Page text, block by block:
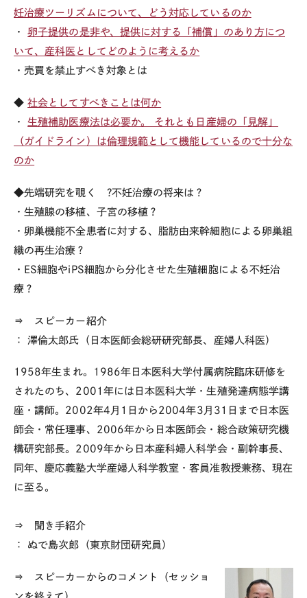
妊治療ツーリズムについて、どう対応しているのか
・卵子提供の是非や、提供に対する「補償」のあり方につ
いて、産科医としてどのように考えるか
・売買を禁止すべき対象とは
◆社会としてすべきことは何か
・生殖補助医療法は必要か。 それとも日産婦の「見解」
（ガイドライン）は倫理規範として機能しているので十分な
のか
◆先端研究を覗く ?不妊治療の将来は？
・生殖腺の移植、子宮の移植？
・卵巣機能不全患者に対する、脂肪由来幹細胞による卵巣組
織の再生治療？
・ES細胞やiPS細胞から分化させた生殖細胞による不妊治
療？
⇒ スピーカー紹介
：澤倫太郎氏（日本医師会総研研究部長、産婦人科医）
1958年生まれ。1986年日本医科大学付属病院臨床研修を
されたのち、2001年には日本医科大学・生殖発達病態学講
座・講師。2002年4月1日から2004年3月31日まで日本医
師会・常任理事、2006年から日本医師会・総合政策研究機
構研究部長。2009年から日本産科婦人科学会・副幹事長、
同年、慶応義塾大学産婦人科学教室・客員准教授兼務、現在
に至る。
⇒ 聞き手紹介
： ぬで島次郎（東京財団研究員）
⇒ スピーカーからのコメント（セッショ